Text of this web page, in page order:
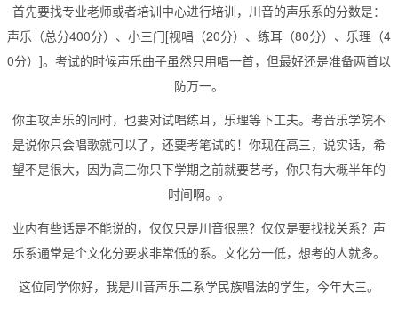
首先要找专业老师或者培训中心进行培训，川音的声乐系的分数是：
声乐（总分400分）、小三门[视唱（20分）、练耳（80分）、乐理（4
0分）]。考试的时候声乐曲子虽然只用唱一首，但最好还是准备两首以
防万一。
你主攻声乐的同时，也要对试唱练耳，乐理等下工夫。考音乐学院不
是说你只会唱歌就可以了，还要考笔试的！你现在高三，说实话，希
望不是很大，因为高三你只下学期之前就要艺考，你只有大概半年的
时间啊。。
业内有些话是不能说的，仅仅只是川音很黑？仅仅是要找找关系？声
乐系通常是个文化分要求非常低的系。文化分一低，想考的人就多。
这位同学你好，我是川音声乐二系学民族唱法的学生，今年大三。